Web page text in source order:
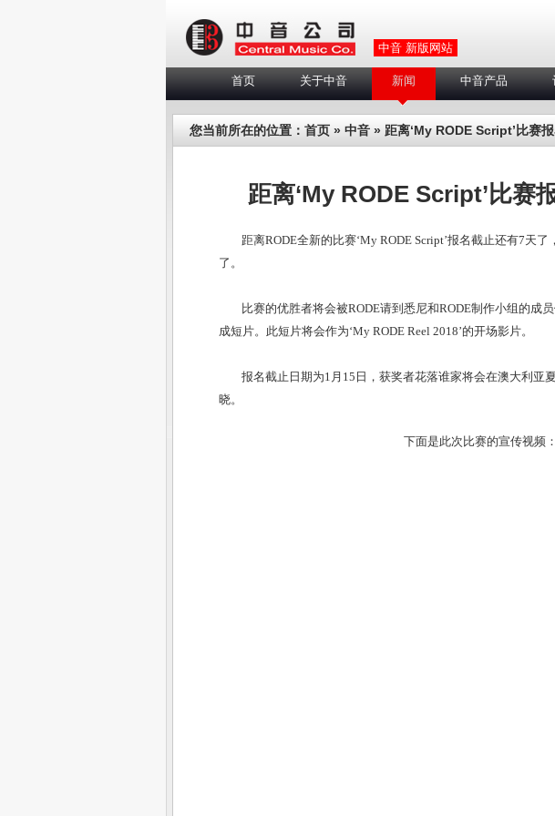
中音 新版网站
首页 关于中音 新闻 中音产品
您当前所在的位置： 首页 » 中音 » 距离‘My RODE Script’比赛
距离‘My RODE Script’比赛
距离RODE全新的比赛‘My RODE Script’报名截止还有7天
了。
比赛的优胜者将会被RODE请到悉尼和RODE制作小组的成
成短片。此短片将会作为‘My RODE Reel 2018’的开场影片。
报名截止日期为1月15日，获奖者花落谁家将会在澳大利亚
晓。
下面是此次比赛的宣传视频：